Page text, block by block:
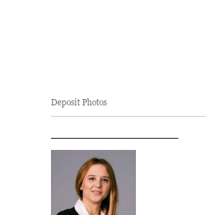
Deposit Photos